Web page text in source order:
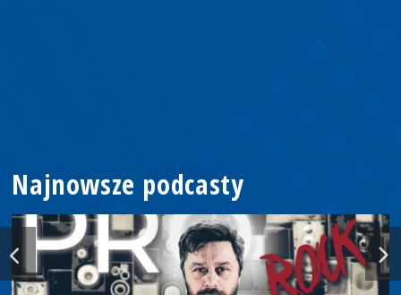
Najnowsze podcasty